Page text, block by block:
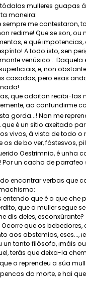
mulleres guapas
maneira:
sempre me
redime! Que se son, ou
e qué
A todo isto, sen
venúsico...
e, non
casadas, pero esas
que adoitan recibi-
ao confundirme
gorda...! Non me
que é un sitio axeitado
vivos, á vista de todo o
os de bo ver, fóstesvos,
Oestrimnio, é unha
Por un cacho de
encontrar verbas que
que é o que che
que a muller segue
dis deles, esconxúrante?
Ocorre que os
aos abstemios, eses...,
un tanto filósofo, ¡máis
terás que deixa-la
o reprendeu a súa
da morte, e hai